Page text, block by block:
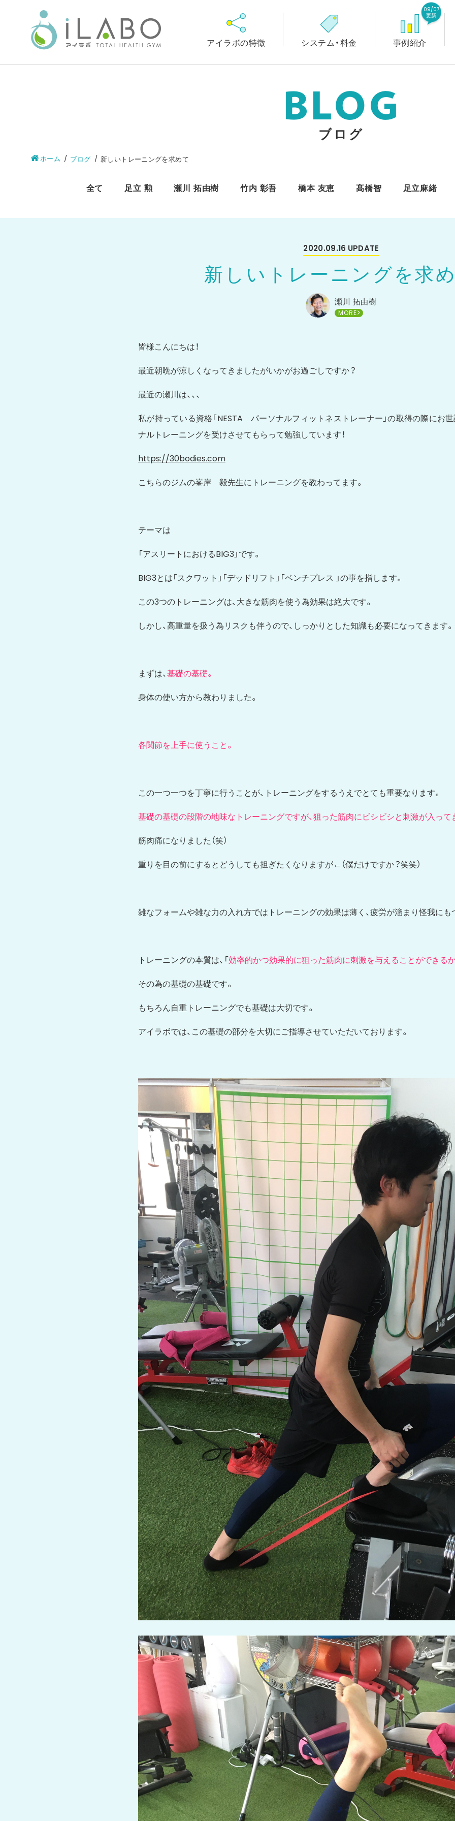
アイラボの特徴 システム・料金
09/07
更新
事例紹介
BLOG
ブログ
ホーム ブログ 新しいトレーニングを求めて
全て 足立 勲 瀬川 拓由樹 竹内 彰吾 橋本 友恵 髙橋智 足立麻緒
2020.09.16 UPDATE
新しいトレーニングを求
瀬川 拓由樹
MORE
皆様こんにちは！
最近朝晩が涼しくなってきましたがいかがお過ごしですか？
最近の瀬川は、、、
私が持っている資格「NESTA パーソナルフィットネストレーナー」の取得の際にお
ナルトレーニングを受けさせてもらって勉強しています！
https://30bodies.com
こちらのジムの峯岸 毅先生にトレーニングを教わってます。
テーマは
「アスリートにおけるBIG3」です。
BIG3とは「スクワット」「デッドリフト」「ベンチプレス 」の事を指します。
この3つのトレーニングは、大きな筋肉を使う為効果は絶大です。
しかし、高重量を扱う為リスクも伴うので、しっかりとした知識も必要になってきます。
まずは、基礎の基礎。
身体の使い方から教わりました。
各関節を上手に使うこと。
この一つ一つを丁寧に行うことが、トレーニングをするうえでとても重要なります。
基礎の基礎の段階の地味なトレーニングですが、狙った筋肉にビシビシと刺激が入って
筋肉痛になりました（笑）
重りを目の前にするとどうしても担ぎたくなりますが←（僕だけですか？笑笑）
雑なフォームや雑な力の入れ方ではトレーニングの効果は薄く、疲労が溜まり怪我にも
トレーニングの本質は、「効率的かつ効果的に狙った筋肉に刺激を与えることができる
その為の基礎の基礎です。
もちろん自重トレーニングでも基礎は大切です。
アイラボでは、この基礎の部分を大切にご指導させていただいております。